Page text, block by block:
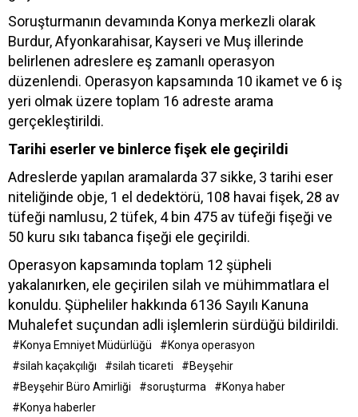
Soruşturmanın devamında Konya merkezli olarak
Burdur, Afyonkarahisar, Kayseri ve Muş illerinde
belirlenen adreslere eş zamanlı operasyon
düzenlendi. Operasyon kapsamında 10 ikamet ve 6 iş
yeri olmak üzere toplam 16 adreste arama
gerçekleştirildi.
Tarihi eserler ve binlerce fişek ele geçirildi
Adreslerde yapılan aramalarda 37 sikke, 3 tarihi eser
niteliğinde obje, 1 el dedektörü, 108 havai fişek, 28 av
tüfeği namlusu, 2 tüfek, 4 bin 475 av tüfeği fişeği ve
50 kuru sıkı tabanca fişeği ele geçirildi.
Operasyon kapsamında toplam 12 şüpheli
yakalanırken, ele geçirilen silah ve mühimmatlara el
konuldu. Şüpheliler hakkında 6136 Sayılı Kanuna
Muhalefet suçundan adli işlemlerin sürdüğü bildirildi.
#Konya Emniyet Müdürlüğü
#Konya operasyon
#silah kaçakçılığı
#silah ticareti
#Beyşehir
#Beyşehir Büro Amirliği
#soruşturma
#Konya haber
#Konya haberler